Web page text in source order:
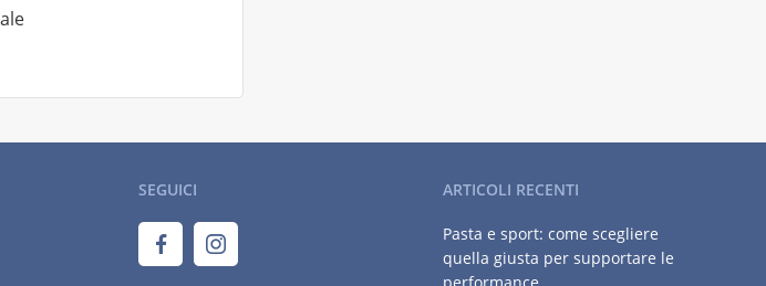
SEGUICI ARTICOLI RECENTI
Pasta e sport: come scegliere
quella giusta per supportare le
performance